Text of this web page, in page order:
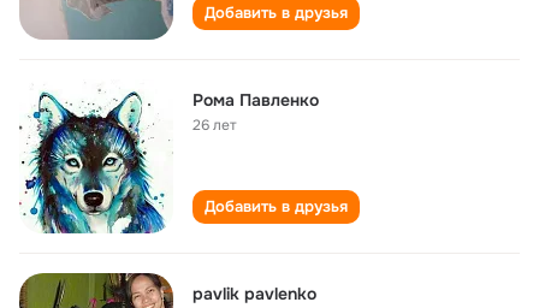
Добавить в друзья
Рома Павленко
26 лет
Добавить в друзья
pavlik pavlenko